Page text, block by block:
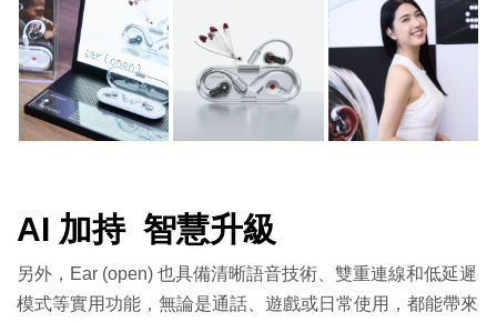
AI 加持 智慧升級
另外，Ear (open) 也具備清晰語音技術、雙重連線和低延遲
模式等實用功能，無論是通話、遊戲或日常使用，都能帶來